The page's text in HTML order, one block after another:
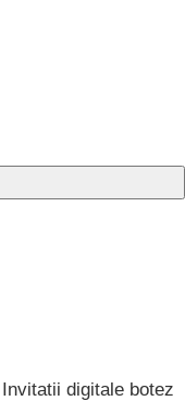
Invitatii digitale botez